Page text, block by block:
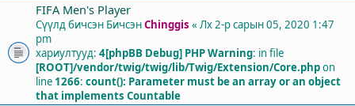
FIFA Men's Player
Сүүлд бичсэн БичсэнChinggis « Лх 2-р сарын 05, 2020 1:47
pm
хариултууд: 4[phpBB Debug] PHP Warning: in file
[ROOT]/vendor/twig/twig/lib/Twig/Extension/Core.phpon
line 1266: count(): Parameter must be an array or an object
that implements Countable